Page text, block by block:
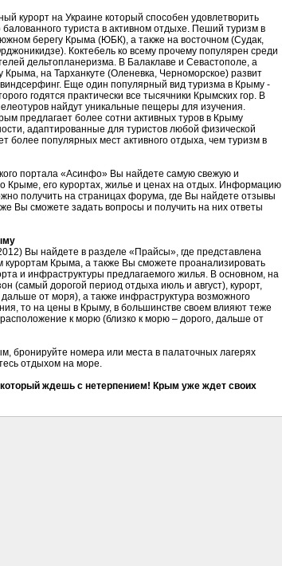
курорт на Украине который способен удовлетворить
туриста в активном отдыхе. Пеший туризм в
берегу Крыма (ЮБК), а также на восточном (Судак,
Коктебель ко всему прочему популярен среди
дельтопланеризма. В Балаклаве и Севастополе, а
Крыма, на Тарханкуте (Оленевка, Черноморское) развит
виндсерфинг. Еще один популярный вид туризма в Крыму -
годятся практически все тысячники Крымских гор. В
найдут уникальные пещеры для изучения.
предлагает более сотни активных туров в Крыму
адаптированные для туристов любой физической
более популярных мест активного отдыха, чем туризм в
портала «Асинфо» Вы найдете самую свежую и
Крыме, его курортах, жилье и ценах на отдых. Информацию
получить на страницах форума, где Вы найдете отзывы
Вы сможете задать вопросы и получить на них ответы
Вы найдете в разделе «Прайсы», где представлена
курортам Крыма, а также Вы сможете проанализировать
и инфраструктуры предлагаемого жилья. В основном, на
(самый дорогой период отдыха июль и август), курорт,
от моря), а также инфраструктура возможного
то на цены в Крыму, в большинстве своем влияют теже
к морю (близко к морю – дорого, дальше от
бронируйте номера или места в палаточных лагерях
отдыхом на море.
ждешь с нетерпением! Крым уже ждет своих